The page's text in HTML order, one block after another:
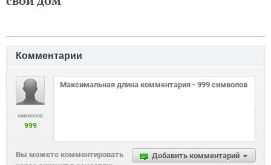
3 октября 2018, 17:17
10 предметов интерьера, которые спасут
твой Instagram